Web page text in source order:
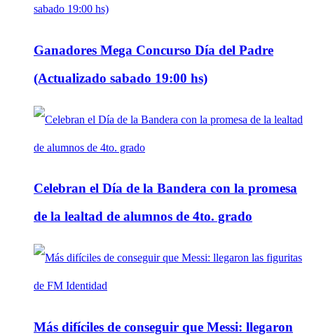
Ganadores Mega Concurso Día del Padre
(Actualizado sabado 19:00 hs)
Celebran el Día de la Bandera con la promesa
de la lealtad de alumnos de 4to. grado
Más difíciles de conseguir que Messi: llegaron